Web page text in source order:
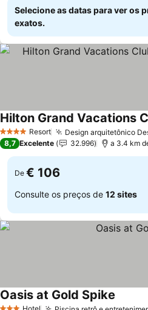
Selecione as datas para ver os
exatos.
4 EstrelasResort Design arquitetônico
8,7 Excelente 32.996 a 3.4 km
De € 106
Consulte os preços de 12 sites
Hotel
Oasis at Gold Spike